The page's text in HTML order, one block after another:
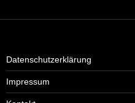
Datenschutzerklärung
Impressum